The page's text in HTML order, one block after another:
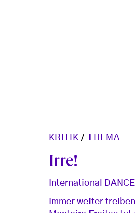
KRITIK / THEMA
Irre!
International
Immer weiter